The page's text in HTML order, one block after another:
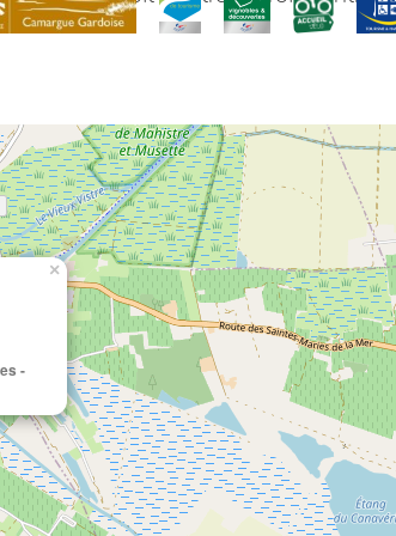
-
×